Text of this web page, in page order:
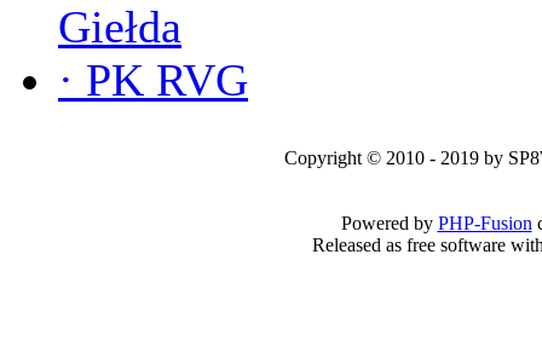
Giełda
· PK RVG
Copyright © 2010 - 2019 by
Powered by PHP-Fusion
Released as free software